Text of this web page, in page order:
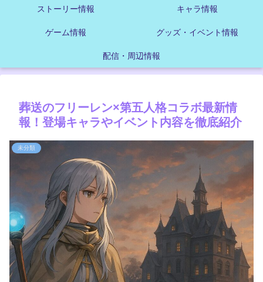
ストーリー情報 キャラ情報
ゲーム情報 グッズ・イベント情報
配信・周辺情報
葬送のフリーレン×第五人格コラボ最新情
報！登場キャラやイベント内容を徹底紹介
未分類